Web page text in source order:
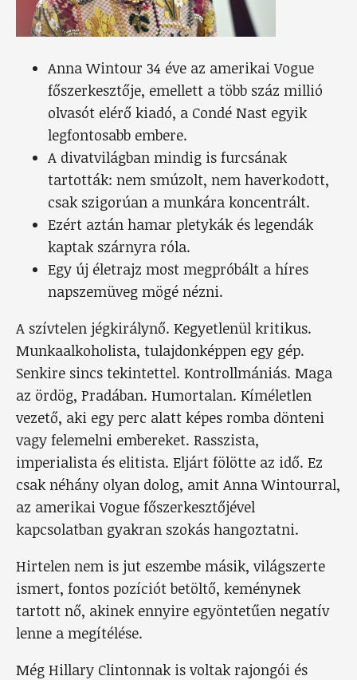
Anna Wintour 34 éve az amerikai Vogue
főszerkesztője, emellett a több száz millió
olvasót elérő kiadó, a Condé Nast egyik
legfontosabb embere.
A divatvilágban mindig is furcsának
tartották: nem smúzolt, nem haverkodott,
csak szigorúan a munkára koncentrált.
Ezért aztán hamar pletykák és legendák
kaptak szárnyra róla.
Egy új életrajz most megpróbált a híres
napszemüveg mögé nézni.
A szívtelen jégkirálynő. Kegyetlenül kritikus.
Munkaalkoholista, tulajdonképpen egy gép.
Senkire sincs tekintettel. Kontrollmániás. Maga
az ördög, Pradában. Humortalan. Kíméletlen
vezető, aki egy perc alatt képes romba dönteni
vagy felemelni embereket. Rasszista,
imperialista és elitista. Eljárt fölötte az idő. Ez
csak néhány olyan dolog, amit Anna Wintourral,
az amerikai Vogue főszerkesztőjével
kapcsolatban gyakran szokás hangoztatni.
Hirtelen nem is jut eszembe másik, világszerte
ismert, fontos pozíciót betöltő, keménynek
tartott nő, akinek ennyire egyöntetűen negatív
lenne a megítélése.
Még Hillary Clintonnak is voltak rajongói és